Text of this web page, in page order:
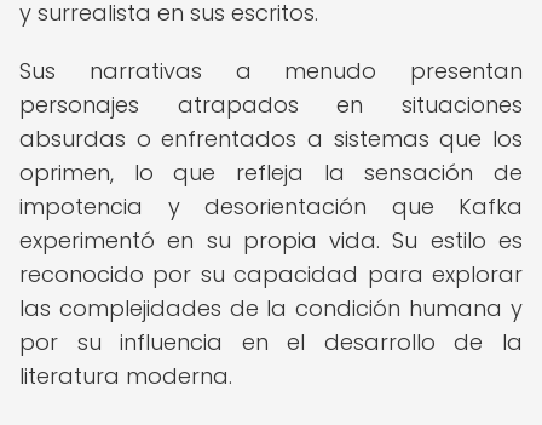
y surrealista en sus escritos.
Sus narrativas a menudo presentan
personajes atrapados en situaciones
absurdas o enfrentados a sistemas que los
oprimen, lo que refleja la sensación de
impotencia y desorientación que Kafka
experimentó en su propia vida. Su estilo es
reconocido por su capacidad para explorar
las complejidades de la condición humana y
por su influencia en el desarrollo de la
literatura moderna.